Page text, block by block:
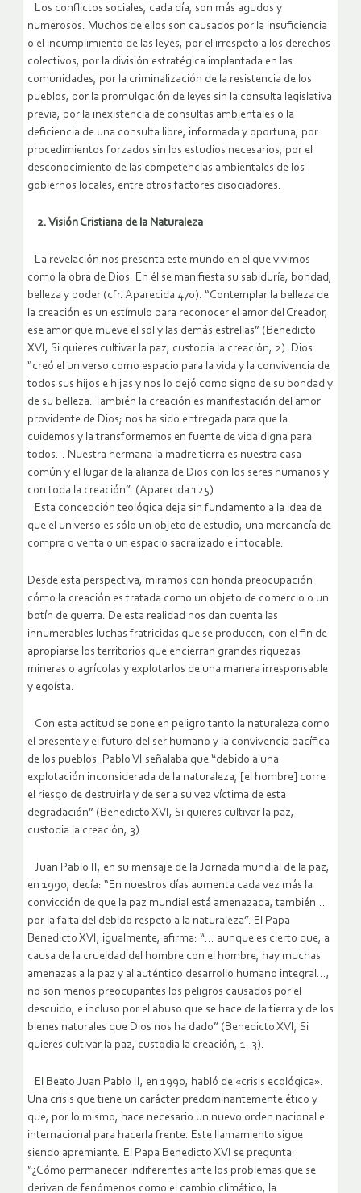
Los conflictos sociales, cada día, son más agudos y
numerosos. Muchos de ellos son causados por la insuficiencia
o el incumplimiento de las leyes, por el irrespeto a los derechos
colectivos, por la división estratégica implantada en las
comunidades, por la criminalización de la resistencia de los
pueblos, por la promulgación de leyes sin la consulta legislativa
previa, por la inexistencia de consultas ambientales o la
deficiencia de una consulta libre, informada y oportuna, por
procedimientos forzados sin los estudios necesarios, por el
desconocimiento de las competencias ambientales de los
gobiernos locales, entre otros factores disociadores.
2. Visión Cristiana de la Naturaleza
La revelación nos presenta este mundo en el que vivimos
como la obra de Dios. En él se manifiesta su sabiduría, bondad,
belleza y poder (cfr. Aparecida 470). “Contemplar la belleza de
la creación es un estímulo para reconocer el amor del Creador,
ese amor que mueve el sol y las demás estrellas” (Benedicto
XVI, Si quieres cultivar la paz, custodia la creación, 2). Dios
“creó el universo como espacio para la vida y la convivencia de
todos sus hijos e hijas y nos lo dejó como signo de su bondad y
de su belleza. También la creación es manifestación del amor
providente de Dios; nos ha sido entregada para que la
cuidemos y la transformemos en fuente de vida digna para
todos… Nuestra hermana la madre tierra es nuestra casa
común y el lugar de la alianza de Dios con los seres humanos y
con toda la creación”. (Aparecida 125)
Esta concepción teológica deja sin fundamento a la idea de
que el universo es sólo un objeto de estudio, una mercancía de
compra o venta o un espacio sacralizado e intocable.
Desde esta perspectiva, miramos con honda preocupación
cómo la creación es tratada como un objeto de comercio o un
botín de guerra. De esta realidad nos dan cuenta las
innumerables luchas fratricidas que se producen, con el fin de
apropiarse los territorios que encierran grandes riquezas
mineras o agrícolas y explotarlos de una manera irresponsable
y egoísta.
Con esta actitud se pone en peligro tanto la naturaleza como
el presente y el futuro del ser humano y la convivencia pacífica
de los pueblos. Pablo VI señalaba que “debido a una
explotación inconsiderada de la naturaleza, [el hombre] corre
el riesgo de destruirla y de ser a su vez víctima de esta
degradación” (Benedicto XVI, Si quieres cultivar la paz,
custodia la creación, 3).
Juan Pablo II, en su mensaje de la Jornada mundial de la paz,
en 1990, decía: “En nuestros días aumenta cada vez más la
convicción de que la paz mundial está amenazada, también…
por la falta del debido respeto a la naturaleza”. El Papa
Benedicto XVI, igualmente, afirma: “… aunque es cierto que, a
causa de la crueldad del hombre con el hombre, hay muchas
amenazas a la paz y al auténtico desarrollo humano integral…,
no son menos preocupantes los peligros causados por el
descuido, e incluso por el abuso que se hace de la tierra y de los
bienes naturales que Dios nos ha dado” (Benedicto XVI, Si
quieres cultivar la paz, custodia la creación, 1. 3).
El Beato Juan Pablo II, en 1990, habló de «crisis ecológica».
Una crisis que tiene un carácter predominantemente ético y
que, por lo mismo, hace necesario un nuevo orden nacional e
internacional para hacerla frente. Este llamamiento sigue
siendo apremiante. El Papa Benedicto XVI se pregunta:
“¿Cómo permanecer indiferentes ante los problemas que se
derivan de fenómenos como el cambio climático, la